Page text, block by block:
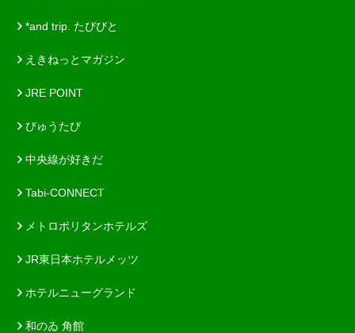
*and trip. たびびと
えきねっとマガジン
JRE POINT
びゅうたび
中央線が好きだ
Tabi-CONNECT
メトロポリタンホテルズ
JR東日本ホテルメッツ
ホテルニューグランド
和のゐ 角館